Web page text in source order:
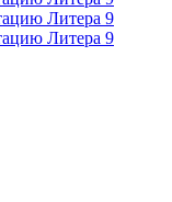
Литера 9
Литера 9